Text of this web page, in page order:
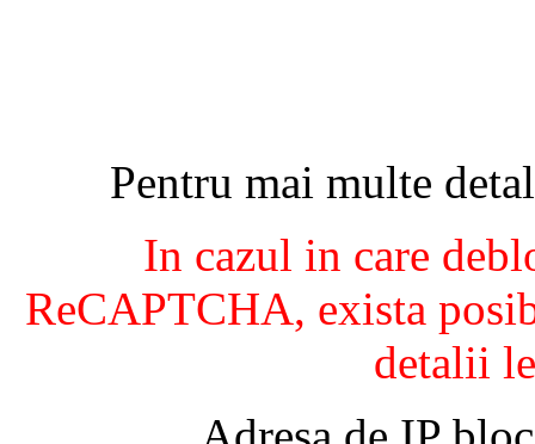
Pentru mai multe
In cazul in care
ReCAPTCHA, exista
detalii